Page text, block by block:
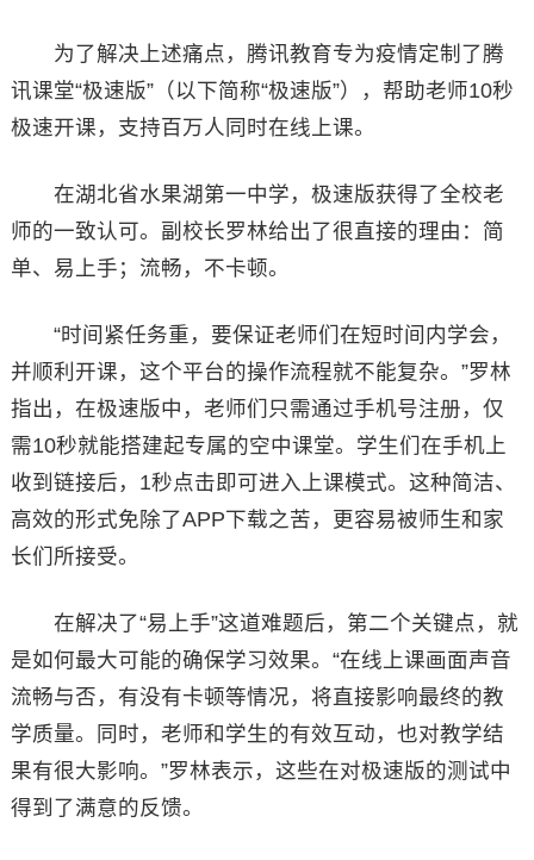
为了解决上述痛点，腾讯教育专为疫情定制了腾
讯课堂“极速版”（以下简称“极速版”），帮助老师10秒
极速开课，支持百万人同时在线上课。
在湖北省水果湖第一中学，极速版获得了全校老
师的一致认可。副校长罗林给出了很直接的理由：简
单、易上手；流畅，不卡顿。
“时间紧任务重，要保证老师们在短时间内学会，
并顺利开课，这个平台的操作流程就不能复杂。”罗林
指出，在极速版中，老师们只需通过手机号注册，仅
需10秒就能搭建起专属的空中课堂。学生们在手机上
收到链接后，1秒点击即可进入上课模式。这种简洁、
高效的形式免除了APP下载之苦，更容易被师生和家
长们所接受。
在解决了“易上手”这道难题后，第二个关键点，就
是如何最大可能的确保学习效果。“在线上课画面声音
流畅与否，有没有卡顿等情况，将直接影响最终的教
学质量。同时，老师和学生的有效互动，也对教学结
果有很大影响。”罗林表示，这些在对极速版的测试中
得到了满意的反馈。